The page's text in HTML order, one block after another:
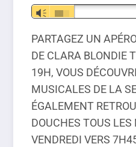
Lecteur
Vm
PARTAGEZ UN
DE CLARA BLONDIE
19H, VOUS
MUSICALES DE LA
ÉGALEMENT
DOUCHES TOUS
VENDREDI VERS